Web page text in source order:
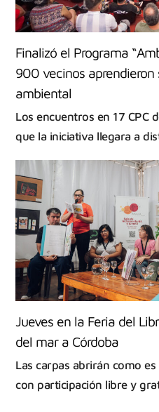
Finalizó el Programa
900 vecinos aprendieron
ambiental
Los encuentros en 17 CPC
que la iniciativa llegara a
Jueves en la Feria del
del mar a Córdoba
Las carpas abrirán como
con participación libre y